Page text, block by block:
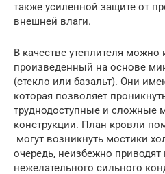
также усиленной защите от
внешней влаги.
В качестве утеплителя можно
произведенный на основе
(стекло или базальт). Они
которая позволяет
труднодоступные и сложные
конструкции. План кровли
могут возникнуть мостики
очередь, неизбежно
нежелательного сильного